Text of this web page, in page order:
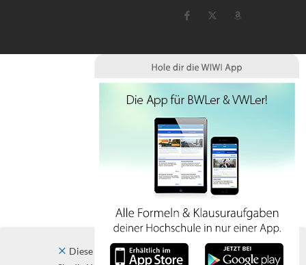
Diese Website verwendet Cookies. Indem